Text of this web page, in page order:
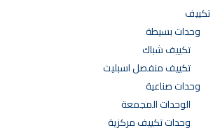
تكييف
وحدات بسيطة
تكييف شباك
تكييف منفصل اسبليت
وحدات صناعية
الوحدات المجمعة
وحدات تكييف مركزية